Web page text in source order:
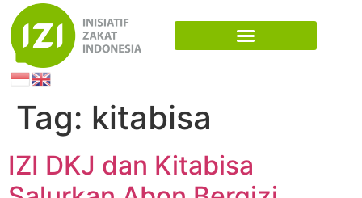
Tag: kitabisa
IZI DKJ dan Kitabisa